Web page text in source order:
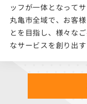
ッフが一体となって
丸亀市全域で、お客
とを目指し、様々な
なサービスを創り出